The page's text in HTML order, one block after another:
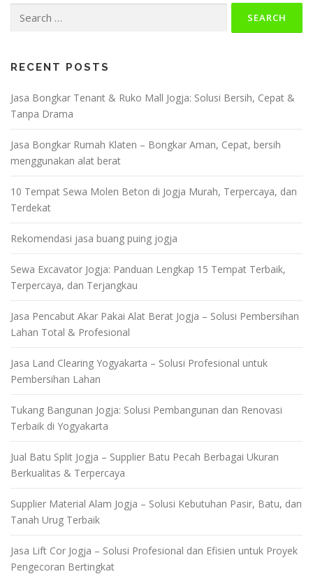
for:
RECENT POSTS
Jasa Bongkar Tenant & Ruko Mall Jogja: Solusi Bersih, Cepat &
Tanpa Drama
Jasa Bongkar Rumah Klaten – Bongkar Aman, Cepat, bersih
menggunakan alat berat
10 Tempat Sewa Molen Beton di Jogja Murah, Terpercaya, dan
Terdekat
Rekomendasi jasa buang puing jogja
Sewa Excavator Jogja: Panduan Lengkap 15 Tempat Terbaik,
Terpercaya, dan Terjangkau
Jasa Pencabut Akar Pakai Alat Berat Jogja – Solusi Pembersihan
Lahan Total & Profesional
Jasa Land Clearing Yogyakarta – Solusi Profesional untuk
Pembersihan Lahan
Tukang Bangunan Jogja: Solusi Pembangunan dan Renovasi
Terbaik di Yogyakarta
Jual Batu Split Jogja – Supplier Batu Pecah Berbagai Ukuran
Berkualitas & Terpercaya
Supplier Material Alam Jogja – Solusi Kebutuhan Pasir, Batu, dan
Tanah Urug Terbaik
Jasa Lift Cor Jogja – Solusi Profesional dan Efisien untuk Proyek
Pengecoran Bertingkat